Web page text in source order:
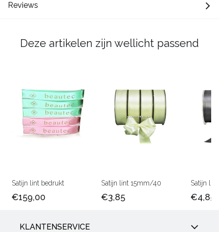
Reviews
Deze artikelen zijn wellicht passend
Satijn lint bedrukt
€159,00
Satijn lint 15mm/40
€3,85
Satijn
€4,85
KLANTENSERVICE